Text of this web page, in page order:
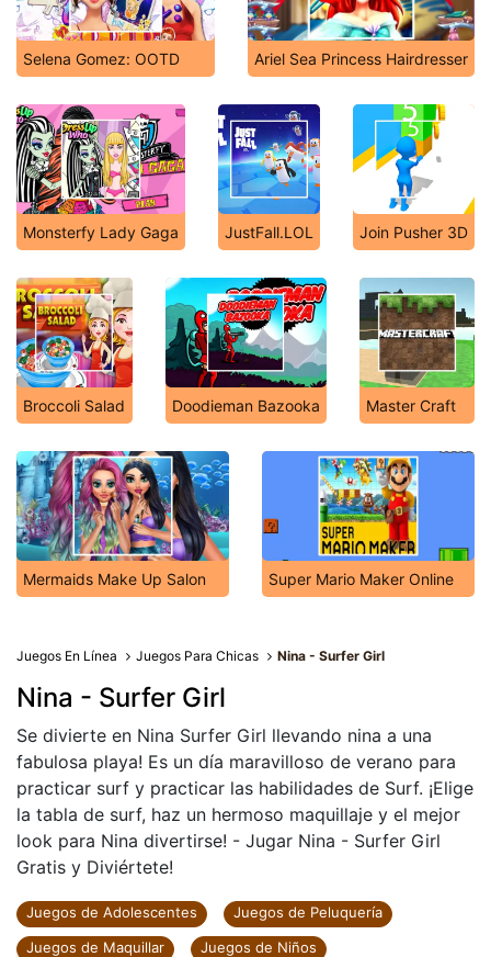
Selena Gomez: OOTD Ariel Sea Princess Hairdresser
Monsterfy Lady Gaga JustFall.LOL Join Pusher 3D
Broccoli Salad Doodieman Bazooka Master Craft
Mermaids Make Up Salon Super Mario Maker Online
Juegos En Línea Juegos Para Chicas Nina - Surfer Girl
Nina - Surfer Girl
Se divierte en Nina Surfer Girl llevando nina a una
fabulosa playa! Es un día maravilloso de verano para
practicar surf y practicar las habilidades de Surf. ¡Elige
la tabla de surf, haz un hermoso maquillaje y el mejor
look para Nina divertirse! - Jugar Nina - Surfer Girl
Gratis y Diviértete!
Juegos de Adolescentes
Juegos de Peluquería
Juegos de Maquillar
Juegos de Niños